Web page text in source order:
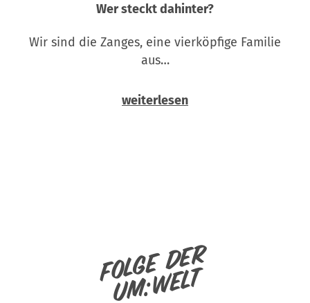
Wer steckt dahinter?
Wir sind die Zanges, eine vierköpfige Familie
aus…
weiterlesen
Folge der
um:welt